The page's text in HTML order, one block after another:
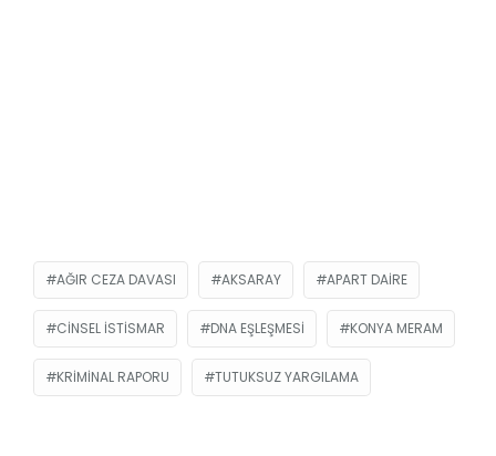
AĞIR CEZA DAVASI AKSARAY APART DAIRE
CINSEL ISTISMAR DNA EŞLEŞMESI KONYA MERAM
KRIMINAL RAPORU TUTUKSUZ YARGILAMA